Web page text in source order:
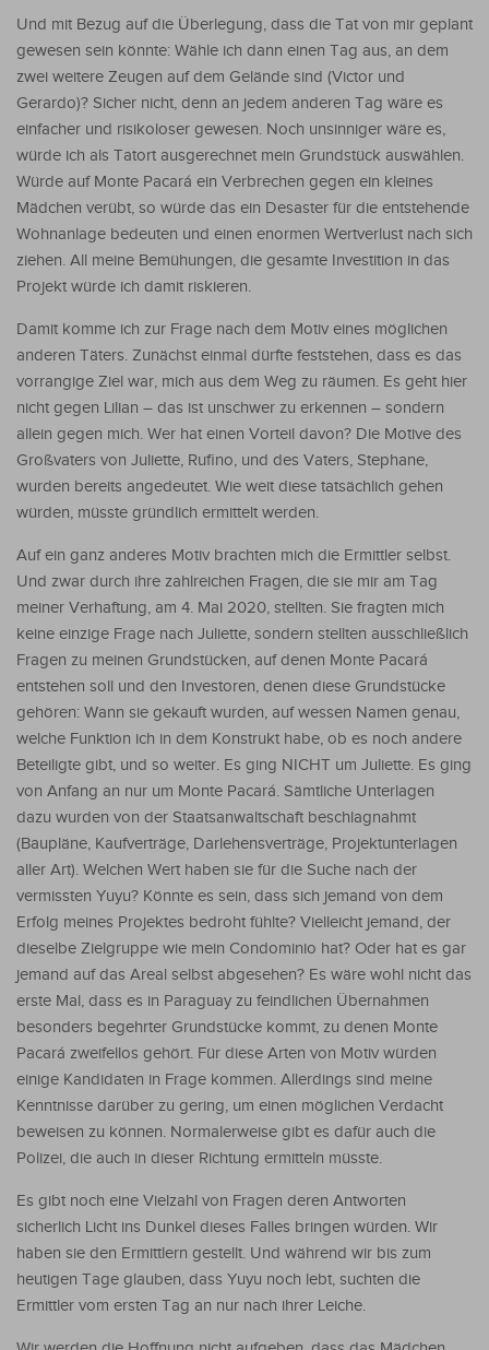
Und mit Bezug auf die Überlegung, dass die Tat von mir geplant
gewesen sein könnte: Wähle ich dann einen Tag aus, an dem
zwei weitere Zeugen auf dem Gelände sind (Victor und
Gerardo)? Sicher nicht, denn an jedem anderen Tag wäre es
einfacher und risikoloser gewesen. Noch unsinniger wäre es,
würde ich als Tatort ausgerechnet mein Grundstück auswählen.
Würde auf Monte Pacará ein Verbrechen gegen ein kleines
Mädchen verübt, so würde das ein Desaster für die entstehende
Wohnanlage bedeuten und einen enormen Wertverlust nach sich
ziehen. All meine Bemühungen, die gesamte Investition in das
Projekt würde ich damit riskieren.
Damit komme ich zur Frage nach dem Motiv eines möglichen
anderen Täters. Zunächst einmal dürfte feststehen, dass es das
vorrangige Ziel war, mich aus dem Weg zu räumen. Es geht hier
nicht gegen Lilian – das ist unschwer zu erkennen – sondern
allein gegen mich. Wer hat einen Vorteil davon? Die Motive des
Großvaters von Juliette, Rufino, und des Vaters, Stephane,
wurden bereits angedeutet. Wie weit diese tatsächlich gehen
würden, müsste gründlich ermittelt werden.
Auf ein ganz anderes Motiv brachten mich die Ermittler selbst.
Und zwar durch ihre zahlreichen Fragen, die sie mir am Tag
meiner Verhaftung, am 4. Mai 2020, stellten. Sie fragten mich
keine einzige Frage nach Juliette, sondern stellten ausschließlich
Fragen zu meinen Grundstücken, auf denen Monte Pacará
entstehen soll und den Investoren, denen diese Grundstücke
gehören: Wann sie gekauft wurden, auf wessen Namen genau,
welche Funktion ich in dem Konstrukt habe, ob es noch andere
Beteiligte gibt, und so weiter. Es ging NICHT um Juliette. Es ging
von Anfang an nur um Monte Pacará. Sämtliche Unterlagen
dazu wurden von der Staatsanwaltschaft beschlagnahmt
(Baupläne, Kaufverträge, Darlehensverträge, Projektunterlagen
aller Art). Welchen Wert haben sie für die Suche nach der
vermissten Yuyu? Könnte es sein, dass sich jemand von dem
Erfolg meines Projektes bedroht fühlte? Vielleicht jemand, der
dieselbe Zielgruppe wie mein Condominio hat? Oder hat es gar
jemand auf das Areal selbst abgesehen? Es wäre wohl nicht das
erste Mal, dass es in Paraguay zu feindlichen Übernahmen
besonders begehrter Grundstücke kommt, zu denen Monte
Pacará zweifellos gehört. Für diese Arten von Motiv würden
einige Kandidaten in Frage kommen. Allerdings sind meine
Kenntnisse darüber zu gering, um einen möglichen Verdacht
beweisen zu können. Normalerweise gibt es dafür auch die
Polizei, die auch in dieser Richtung ermitteln müsste.
Es gibt noch eine Vielzahl von Fragen deren Antworten
sicherlich Licht ins Dunkel dieses Falles bringen würden. Wir
haben sie den Ermittlern gestellt. Und während wir bis zum
heutigen Tage glauben, dass Yuyu noch lebt, suchten die
Ermittler vom ersten Tag an nur nach ihrer Leiche.